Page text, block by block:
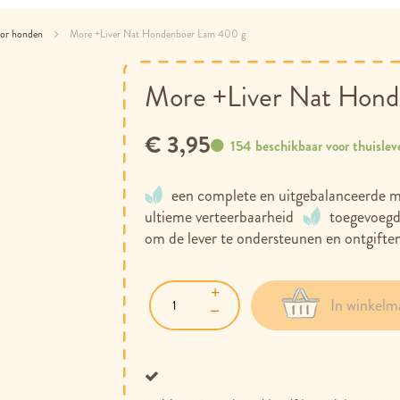
honden More +Liver Nat Hondenboer Lam 400 g
More +Liver Nat
een complete en uitgebalanceerde
ultieme verteerbaarheid
om de lever te ondersteunen en
154 beschikbaar voor
€ 3,95
In